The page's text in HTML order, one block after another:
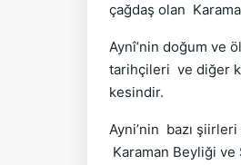
çağdaş olan
Aynî’nin doğum ve
tarihçileri ve diğer
kesindir.
Ayni’nin bazı
Karaman Beyliği ve